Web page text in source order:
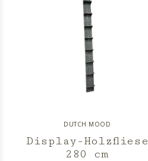
DUTCH MOOD
Display-Holzfliese
280 cm